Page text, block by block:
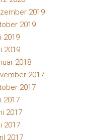
2019
2019
2019
2019
2018
2017
2017
2017
2017
2017
2017